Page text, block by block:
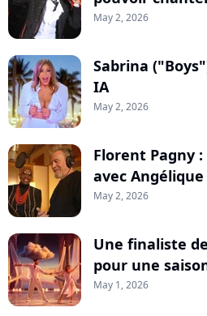
May 2, 2026
Sabrina
IA
May 2, 2026
Florent Pagny
avec
May 2, 2026
Une finaliste
pour une
May 1, 2026